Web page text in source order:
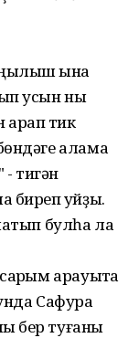
ҡына
усын ныҡ
тик
алама
- тигән
биреп ҡуйҙы.
булһа ла
арауыҡта
Сафура
бер туғаны